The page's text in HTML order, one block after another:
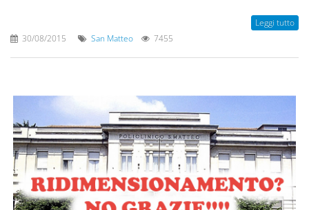
Leggi tutto
30/08/2015 San Matteo 7455